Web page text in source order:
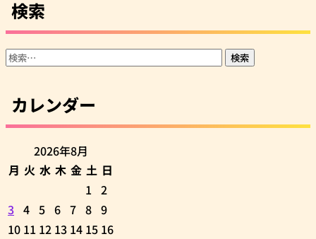
検索
検
カレンダー
2026年8月
月 火 水 木 金 土 日
1 2
3 4 5 6 7 8 9
10 11 12 13 14 15 16